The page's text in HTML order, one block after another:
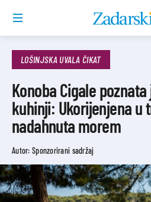
LOŠINJSKA UVALA ČIKAT
Konoba Cigale
kuhinji: Ukorijenjena u
nadahnuta morem
Autor: Sponzorirani sadržaj